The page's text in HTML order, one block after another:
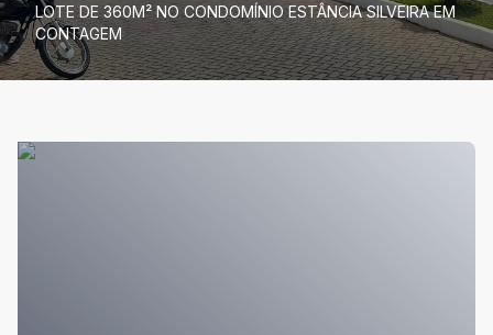
LOTE DE 360M² NO CONDOMÍNIO ESTÂNCIA SILVEIRA EM
CONTAGEM